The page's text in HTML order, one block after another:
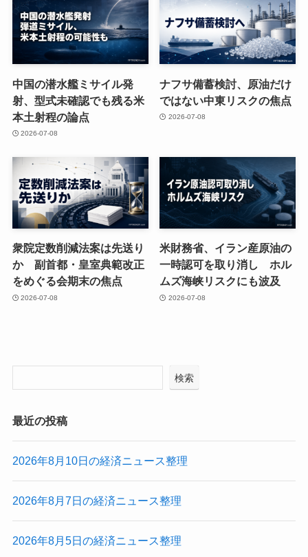
中国の潜水艦ミサイル発
射、型式未確認でも残る米
本土射程の論点
2026-07-08
ナフサ備蓄検討、原油だけ
ではない中東リスクの焦点
2026-07-08
衆院定数削減法案は先送り
か 副首都・皇室典範改正
をめぐる会期末の焦点
2026-07-08
米財務省、イラン産原油の
一時認可を取り消し ホル
ムズ海峡リスクにも波及
2026-07-08
検索
最近の投稿
2026年8月10日の経済ニュース整理
2026年8月7日の経済ニュース整理
2026年8月5日の経済ニュース整理